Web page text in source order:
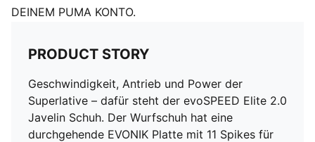
DEINEM PUMA KONTO.
PRODUCT STORY
Geschwindigkeit, Antrieb und Power der
Superlative – dafür steht der evoSPEED Elite 2.0
Javelin Schuh. Der Wurfschuh hat eine
durchgehende EVONIK Platte mit 11 Spikes für